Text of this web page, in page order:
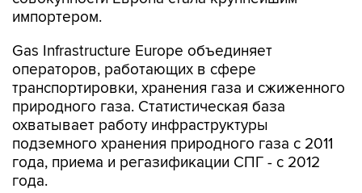
импортером.
Gas Infrastructure Europe объединяет
операторов, работающих в сфере
транспортировки, хранения газа и сжиженного
природного газа. Статистическая база
охватывает работу инфраструктуры
подземного хранения природного газа с 2011
года, приема и регазификации СПГ - с 2012
года.